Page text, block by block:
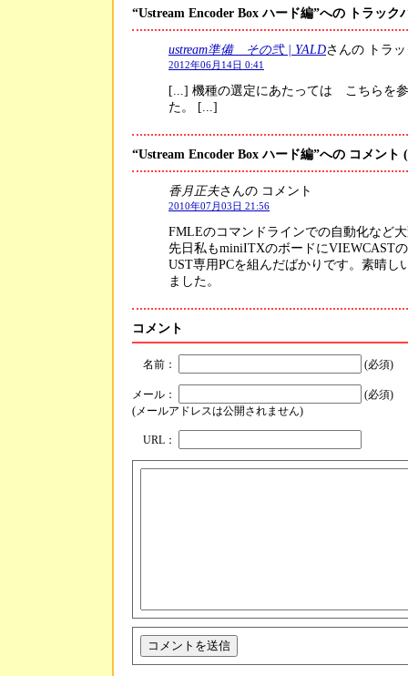
“Ustream Encoder Box ハード編”への トラック
ustream準備 その弐 | YALDさんの トラ
2012年06月14日 0:41
[...] 機種の選定にあたっては こちらを
た。 [...]
“Ustream Encoder Box ハード編”への コメント
香月正夫さんの コメント
2010年07月03日 21:56
FMLEのコマンドラインでの自動化など
先日私もminiITXのボードにVIEWCAST
UST専用PCを組んだばかりです。素晴し
ました。
コメント
名前： (必須)
メール：
(必須)
(メールアドレスは公開されません)
URL：